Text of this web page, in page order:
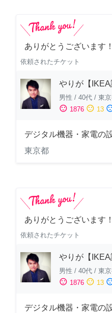
ありがとうございます！
依頼されたチケット
やりが【IKEA
男性 / 40代 / 東
sentiment_satisfied 1876 sentiment_neutral 13
デジタル機器・家電の
東京都
ありがとうございます！
依頼されたチケット
やりが【IKEA
男性 / 40代 / 東
sentiment_satisfied 1876 sentiment_neutral 13
デジタル機器・家電の